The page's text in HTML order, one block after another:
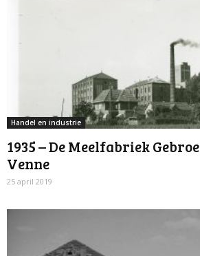
Handel en industrie
1935 – De Meelfabriek
Venne
25 april 2019